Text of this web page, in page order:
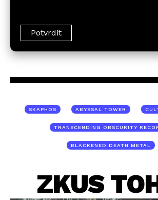
SKAPHOS ABYSSAL TOWER
TRANSCENDING OBSCURITY
BLACKENED DEATH METAL
ZKUS